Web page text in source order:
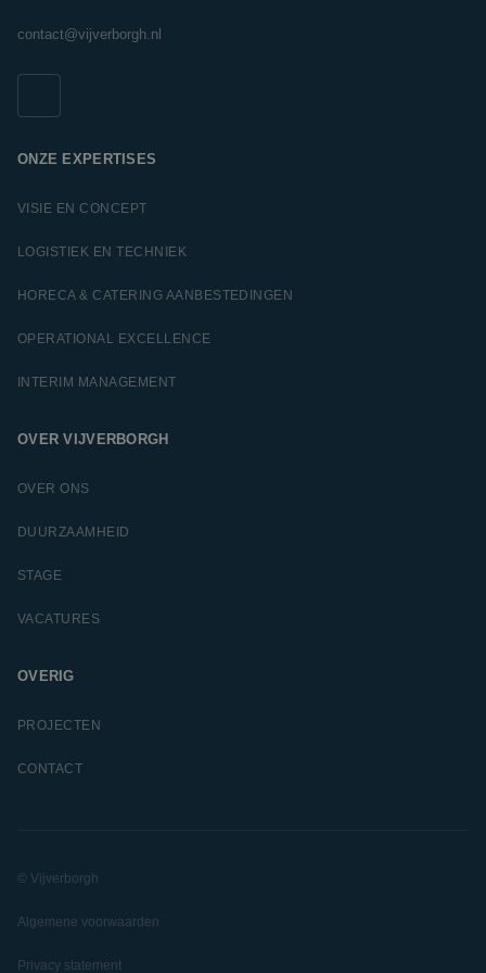
contact@vijverborgh.nl
ONZE EXPERTISES
VISIE EN CONCEPT
LOGISTIEK EN TECHNIEK
HORECA & CATERING AANBESTEDINGEN
OPERATIONAL EXCELLENCE
INTERIM MANAGEMENT
OVER VIJVERBORGH
OVER ONS
DUURZAAMHEID
STAGE
VACATURES
OVERIG
PROJECTEN
CONTACT
© Vijverborgh
Algemene voorwaarden
Privacy statement